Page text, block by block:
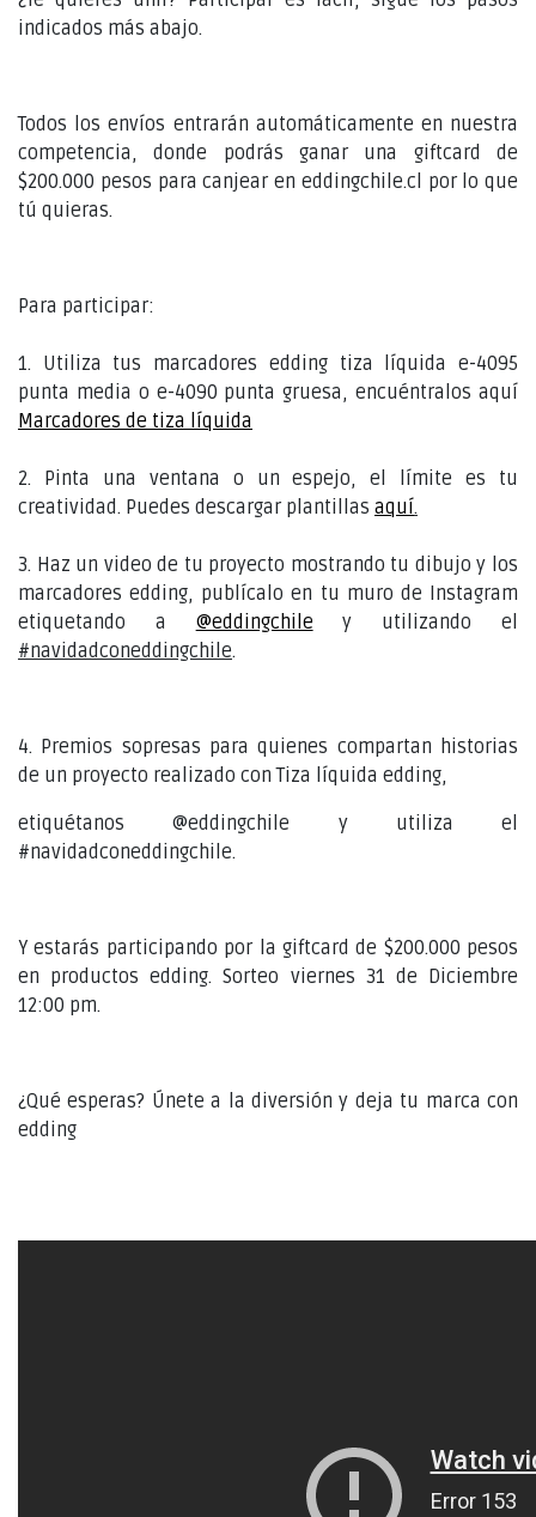
indicados más abajo.
Todos los envíos entrarán automáticamente en nuestra
competencia, donde podrás ganar una giftcard de
$200.000 pesos para canjear en eddingchile.cl por lo que
tú quieras.
Para participar:
1. Utiliza tus marcadores edding tiza líquida e-4095
punta media o e-4090 punta gruesa, encuéntralos aquí
Marcadores de tiza líquida
2. Pinta una ventana o un espejo, el límite es tu
creatividad. Puedes descargar plantillas aquí.
3. Haz un video de tu proyecto mostrando tu dibujo y los
marcadores edding, publícalo en tu muro de Instagram
etiquetando a @eddingchile y utilizando el
#navidadconeddingchile.
4. Premios sopresas para quienes compartan historias
de un proyecto realizado con Tiza líquida edding,
etiquétanos @eddingchile y utiliza el
#navidadconeddingchile.
Y estarás participando por la giftcard de $200.000 pesos
en productos edding. Sorteo viernes 31 de Diciembre
12:00 pm.
¿Qué esperas? Únete a la diversión y deja tu marca con
edding